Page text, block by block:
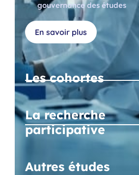
gouvernance des études
En savoir plus
Les cohortes
La recherche
participative
Autres études